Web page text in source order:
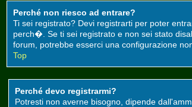
Perché non riesco ad entrare?
Ti sei registrato? Devi registrarti per poter
perch�. Se ti sei registrato e non sei stato
forum, potrebbe esserci una configurazione
Top
Perché devo registrarmi?
Potresti non averne bisogno, dipende